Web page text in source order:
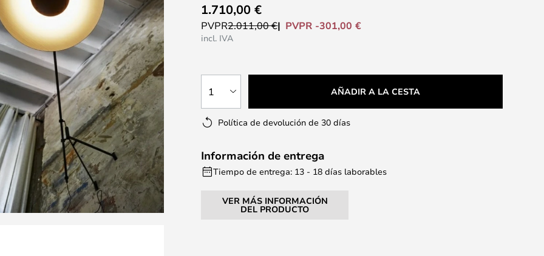
1.710,00 €
PVPR2.011,00 € PVPR -301,00 €
incl. IVA
1 AÑADIR A LA CESTA
Política de devolución de 30 días
Información de entrega
Tiempo de entrega: 13 - 18 días laborables
VER MÁS INFORMACIÓN
DEL PRODUCTO